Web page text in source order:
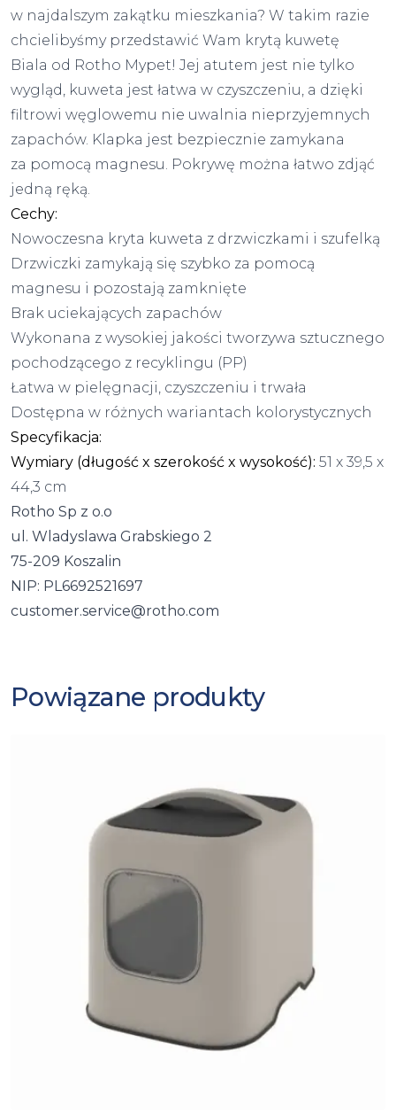
w najdalszym zakątku mieszkania? W takim razie
chcielibyśmy przedstawić Wam krytą kuwetę
Biala od Rotho Mypet! Jej atutem jest nie tylko
wygląd, kuweta jest łatwa w czyszczeniu, a dzięki
filtrowi węglowemu nie uwalnia nieprzyjemnych
zapachów. Klapka jest bezpiecznie zamykana
za pomocą magnesu. Pokrywę można łatwo zdjąć
jedną ręką.
Cechy:
Nowoczesna kryta kuweta z drzwiczkami i szufelką
Drzwiczki zamykają się szybko za pomocą
magnesu i pozostają zamknięte
Brak uciekających zapachów
Wykonana z wysokiej jakości tworzywa sztucznego
pochodzącego z recyklingu (PP)
Łatwa w pielęgnacji, czyszczeniu i trwała
Dostępna w różnych wariantach kolorystycznych
Specyfikacja:
Wymiary (długość x szerokość x wysokość): 51 x 39,5 x
44,3 cm
Rotho Sp z o.o
ul. Wladyslawa Grabskiego 2
75-209 Koszalin
NIP: PL6692521697
customer.service@rotho.com
Powiązane produkty